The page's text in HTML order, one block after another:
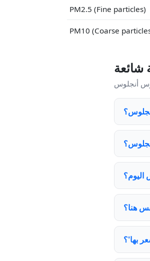
PM2.5 (Fine particles)
PM10 (Coarse
هنا؟
بها'؟